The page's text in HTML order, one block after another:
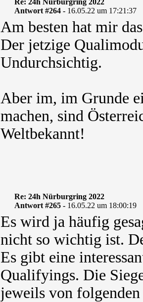
Re: 24h Nürburgring 2022
Antwort #264 - 16.05.22 um 17:21:37
Am besten hat mir
Der jetzige
Undurchsichtig.
Aber im, im Grunde
machen, sind
Weltbekannt!
Re: 24h Nürburgring 2022
Antwort #265 - 16.05.22 um 18:00:19
Es wird ja häufig
nicht so wichtig ist.
Es gibt eine
Qualifyings. Die
jeweils von